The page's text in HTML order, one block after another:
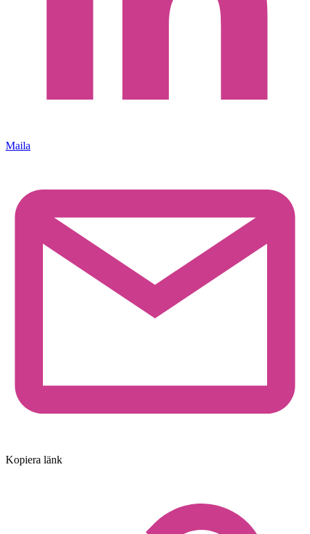
Maila
Kopiera länk